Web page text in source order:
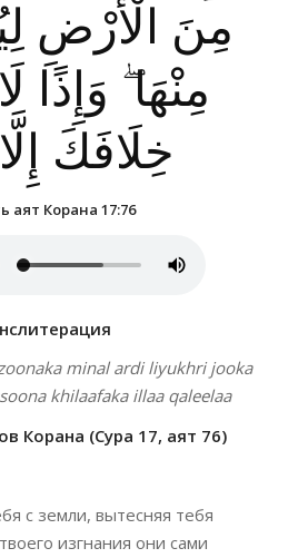
مِنَ الْأَرْضِ
مِنْهَا ۖ وَإِذًا
خِلَافَكَ
аят Корана 17:76
minal ardi liyukhri jooka
khilaafaka illaa qaleelaa
Корана (Сура 17, аят 76)
с земли, вытесняя тебя
изгнания они сами